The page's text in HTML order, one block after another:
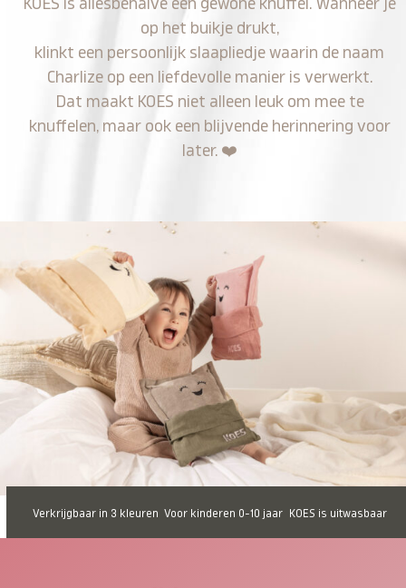
KOES is allesbehalve een gewone knuffel. Wanneer je
op het buikje drukt,
klinkt een persoonlijk slaapliedje waarin de naam
Charlize op een liefdevolle manier is verwerkt.
Dat maakt KOES niet alleen leuk om mee te
knuffelen, maar ook een blijvende herinnering voor
later. ❤️
Verkrijgbaar in 3 kleuren Voor kinderen 0-10 jaar KOES is uitwasbaar